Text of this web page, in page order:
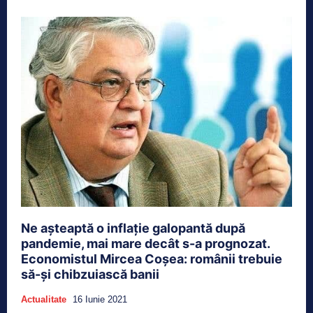
Ne așteaptă o inflație galopantă după
pandemie, mai mare decât s-a prognozat.
Economistul Mircea Coșea: românii trebuie
să-și chibzuiască banii
Actualitate 16 Iunie 2021